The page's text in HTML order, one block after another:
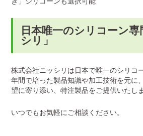
日本唯一のシリコーン専
シリ」
株式会社ニッシリは日本で唯一のシリコ
年間で培った製品知識や加工技術を元に
望に寄り添い、特注製品をご提供いたし
いつでもお気軽にご相談ください。